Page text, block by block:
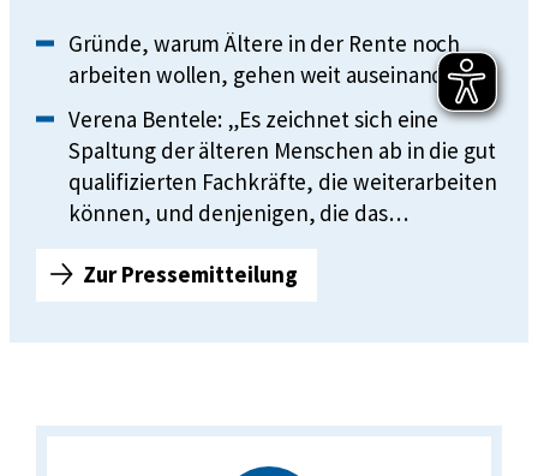
Gründe, warum Ältere in der Rente noch
arbeiten wollen, gehen weit auseinander
Verena Bentele: „Es zeichnet sich eine
Spaltung der älteren Menschen ab in die gut
qualifizierten Fachkräfte, die weiterarbeiten
können, und denjenigen, die das…
Zur Pressemitteilung
V
K
m